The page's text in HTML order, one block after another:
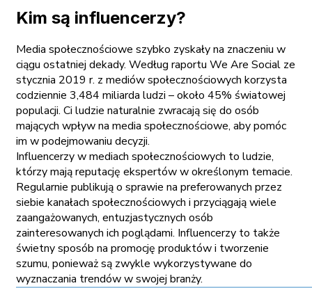
Kim są influencerzy?
Media społecznościowe szybko zyskały na znaczeniu w
ciągu ostatniej dekady. Według raportu We Are Social ze
stycznia 2019 r. z mediów społecznościowych korzysta
codziennie 3,484 miliarda ludzi – około 45% światowej
populacji. Ci ludzie naturalnie zwracają się do osób
mających wpływ na media społecznościowe, aby pomóc
im w podejmowaniu decyzji.
Influencerzy w mediach społecznościowych to ludzie,
którzy mają reputację ekspertów w określonym temacie.
Regularnie publikują o sprawie na preferowanych przez
siebie kanałach społecznościowych i przyciągają wiele
zaangażowanych, entuzjastycznych osób
zainteresowanych ich poglądami. Influencerzy to także
świetny sposób na promocję produktów i tworzenie
szumu, ponieważ są zwykle wykorzystywane do
wyznaczania trendów w swojej branży.